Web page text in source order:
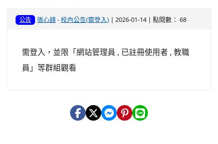
公告 張心鎂-校內公告(需登入)| 2026-01-14 | 點閱數： 68
需登入，並限「網站管理員 , 已註冊使用者 , 教職
員」等群組觀看